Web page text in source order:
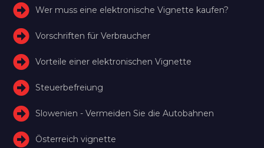
Wer muss eine elektronische Vignette kaufen?
Vorschriften für Verbraucher
Vorteile einer elektronischen Vignette
Steuerbefreiung
Slowenien - Vermeiden Sie die Autobahnen
Österreich vignette